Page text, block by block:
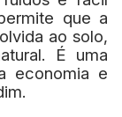
que a
ao solo,
É uma
economia e